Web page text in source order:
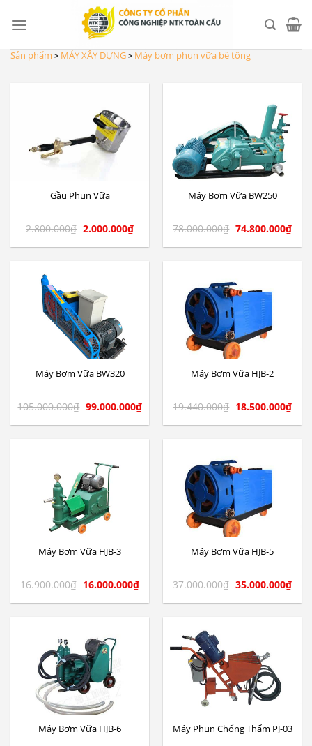
content
Sản phẩm > MÁY XÂY DỰNG > Máy bơm phun vữa bê tông
Gầu Phun Vữa
2.800.000₫ 2.000.000₫
Máy Bơm Vữa BW250
78.000.000₫ 74.800.000₫
Máy Bơm Vữa BW320
105.000.000₫ 99.000.000₫
Máy Bơm Vữa HJB-2
19.440.000₫ 18.500.000₫
Máy Bơm Vữa HJB-3
16.900.000₫ 16.000.000₫
Máy Bơm Vữa HJB-5
37.000.000₫ 35.000.000₫
Máy Bơm Vữa HJB-6 Máy Phun Chống Thấm PJ-03